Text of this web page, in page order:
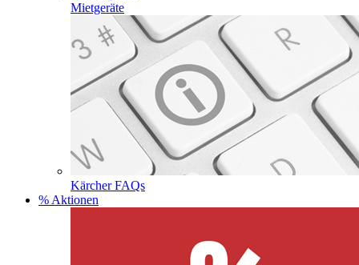
Mietgeräte
Kärcher FAQs
% Aktionen